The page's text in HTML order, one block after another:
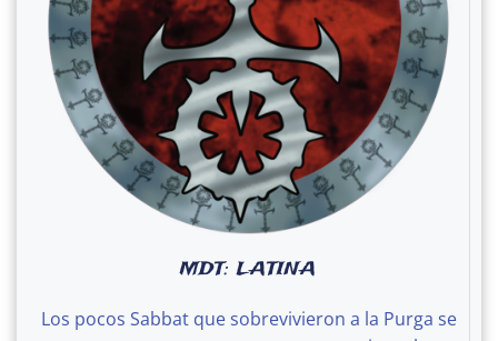
MDT: LATINA
Los pocos Sabbat que sobrevivieron a la Purga se